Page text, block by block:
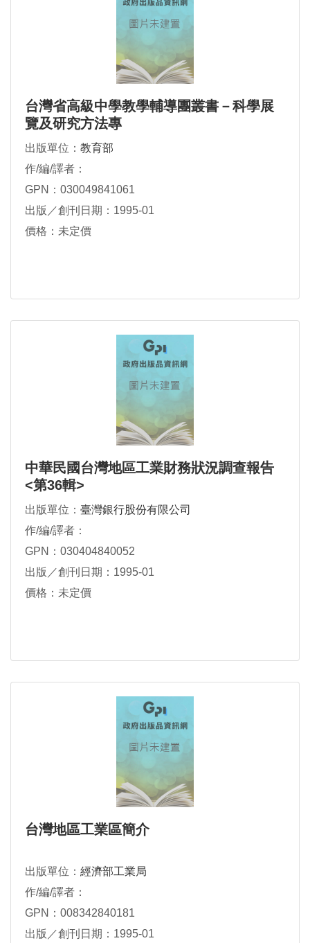
台灣省高級中學教學輔導團叢書－科學展
覽及研究方法專
出版單位： 教育部
作/編/譯者：
GPN：030049841061
出版／創刊日期：1995-01
價格：未定價
中華民國台灣地區工業財務狀況調查報告
<第36輯>
出版單位： 臺灣銀行股份有限公司
作/編/譯者：
GPN：030404840052
出版／創刊日期：1995-01
價格：未定價
台灣地區工業區簡介
出版單位： 經濟部工業局
作/編/譯者：
GPN：008342840181
出版／創刊日期：1995-01